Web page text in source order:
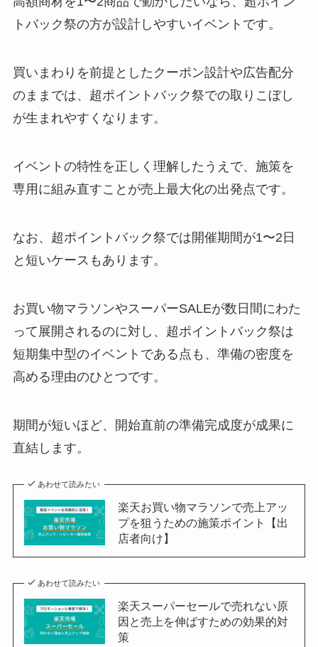
トバック祭の方が設計しやすいイベントです。
買いまわりを前提としたクーポン設計や広告配分
のままでは、超ポイントバック祭での取りこぼし
が生まれやすくなります。
イベントの特性を正しく理解したうえで、施策を
専用に組み直すことが売上最大化の出発点です。
なお、超ポイントバック祭では開催期間が1〜2日
と短いケースもあります。
お買い物マラソンやスーパーSALEが数日間にわた
って展開されるのに対し、超ポイントバック祭は
短期集中型のイベントである点も、準備の密度を
高める理由のひとつです。
期間が短いほど、開始直前の準備完成度が成果に
直結します。
あわせて読みたい
楽天お買い物マラソンで売上アッ
プを狙うための施策ポイント【出
店者向け】
あわせて読みたい
楽天スーパーセールで売れない原
因と売上を伸ばすための効果的対
策